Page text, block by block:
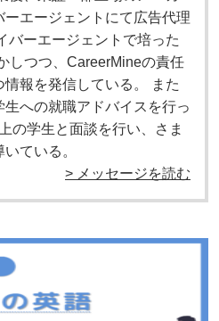
エージェントにて広告代理
バーエージェントで培った
しつつ、CareerMineの責任
報を発信している。 また
への就職アドバイスを行っ
の学生と面談を行い、さま
ている。
> メッセージを読む